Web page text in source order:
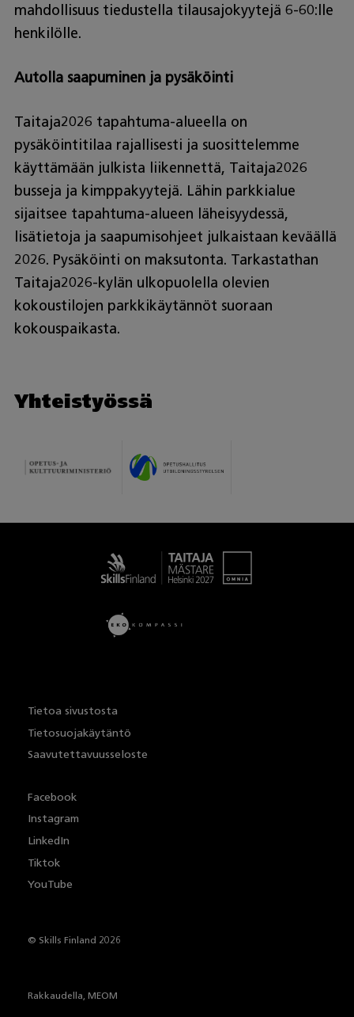
mahdollisuus tiedustella tilausajokyytejä 6-60:lle
henkilölle.
Autolla saapuminen ja pysäköinti
Taitaja2026 tapahtuma-alueella on
pysäköintitilaa rajallisesti ja suosittelemme
käyttämään julkista liikennettä, Taitaja2026
busseja ja kimppakyytejä. Lähin parkkialue
sijaitsee tapahtuma-alueen läheisyydessä,
lisätietoja ja saapumisohjeet julkaistaan keväällä
2026. Pysäköinti on maksutonta. Tarkastathan
Taitaja2026-kylän ulkopuolella olevien
kokoustilojen parkkikäytännöt suoraan
kokouspaikasta.
Yhteistyössä
Tietoa sivustosta
Tietosuojakäytäntö
Saavutettavuusseloste
Facebook
Instagram
LinkedIn
Tiktok
YouTube
© Skills Finland 2026
Rakkaudella, MEOM